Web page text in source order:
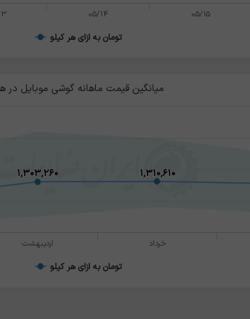
تومان به ازای هر کیلو
05/14 05/15
میانگین قیمت ماهانه گوشی موبایل در
۱,۳۰۳,۲۶۰
۱,۳۰۳,۲۶۰ ۱,۳۱۰,۶۱۰
۱,۳۱۰,۶۱۰
تومان به ازای هر کیلو
اردیبهشت خرداد